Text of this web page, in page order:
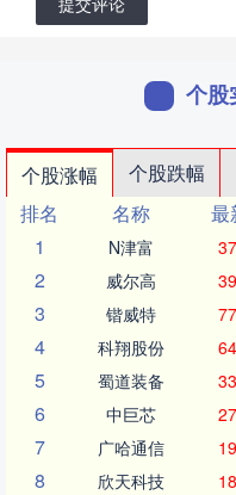
个股
个股涨幅 个股跌幅
排名
名称 最
1
N津富
2 威尔高
3 锴威特
4 科翔股份
5 蜀道装备
6 中巨芯
7 广哈通信
8 欣天科技